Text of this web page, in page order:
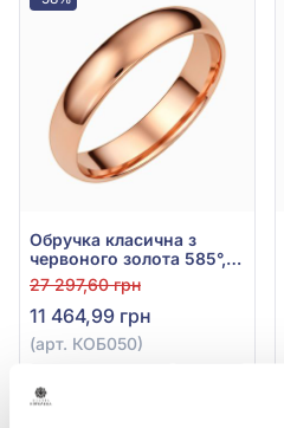
Обручка класична з
червоного золота 585°,
арт. КОБ050
27 297,60 грн
11 464,99 грн
(арт. КОБ050)